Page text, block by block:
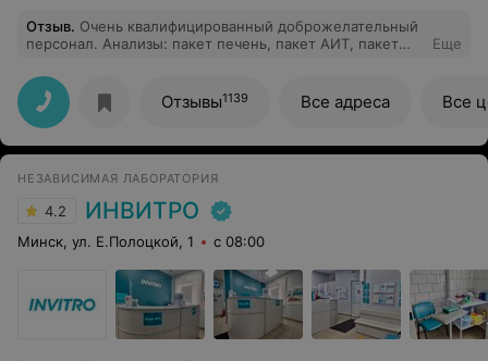
Отзыв. Очень квалифицированный доброжелательный
персонал. Анализы: пакет печень, пакет АИТ, пакет
специальные предложения
Еще
Отзывы1139 Все адреса Все
НЕЗАВИСИМАЯ ЛАБОРАТОРИЯ
4.2 ИНВИТРО
Минск, ул. Е.Полоцкой, 1 с 08:00